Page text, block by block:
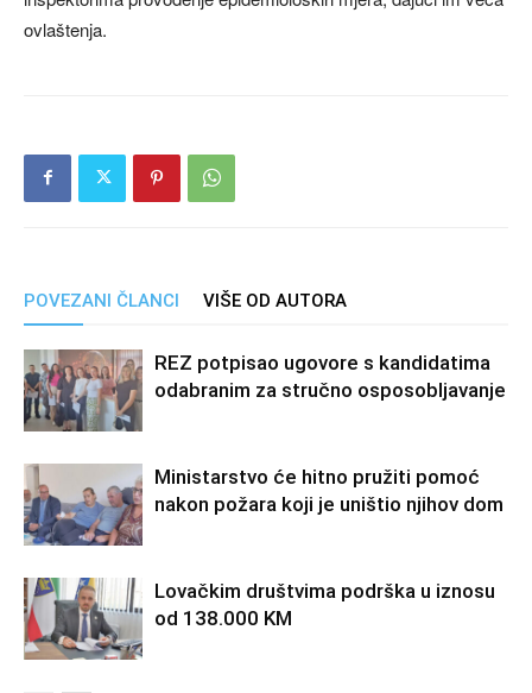
ovlaštenja.
POVEZANI ČLANCI VIŠE OD AUTORA
REZ potpisao ugovore s kandidatima
odabranim za stručno osposobljavanje
Ministarstvo će hitno pružiti pomoć
nakon požara koji je uništio njihov dom
Lovačkim društvima podrška u iznosu
od 138.000 KM